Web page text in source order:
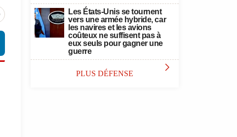
Les États-Unis se tournent
vers une armée hybride, car
les navires et les avions
coûteux ne suffisent pas à
eux seuls pour gagner une
guerre
PLUS DÉFENSE 